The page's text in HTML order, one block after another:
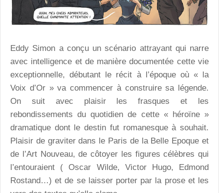
Eddy Simon a conçu un scénario attrayant qui narre
avec intelligence et de manière documentée cette vie
exceptionnelle, débutant le récit à l’époque où « la
Voix d’Or » va commencer à construire sa légende.
On suit avec plaisir les frasques et les
rebondissements du quotidien de cette « héroïne »
dramatique dont le destin fut romanesque à souhait.
Plaisir de graviter dans le Paris de la Belle Epoque et
de l’Art Nouveau, de côtoyer les figures célèbres qui
l’entouraient ( Oscar Wilde, Victor Hugo, Edmond
Rostand…) et de se laisser porter par la prose et les